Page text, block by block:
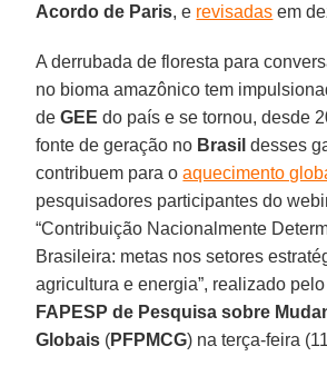
Acordo de Paris, e revisadas em
A derrubada de floresta para
no bioma amazônico tem
deGEE do país e se tornou, desde
fonte de geração no Brasil desses
contribuem para oaquecimento
pesquisadores participantes do
“Contribuição Nacionalmente
Brasileira: metas nos setores
agricultura e energia”, realizado pelo
FAPESP de Pesquisa sobre
Globais (PFPMCG) na terça-feira